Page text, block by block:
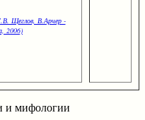
Щеглов, В.Арчер -
2006)
и мифологии